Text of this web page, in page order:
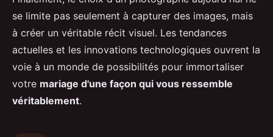
se limite pas seulement à capturer des images, mais
à créer un véritable récit visuel. Les tendances
actuelles et les innovations technologiques ouvrent la
voie à un monde de possibilités pour immortaliser
votre mariage d'une façon qui vous ressemble
véritablement.